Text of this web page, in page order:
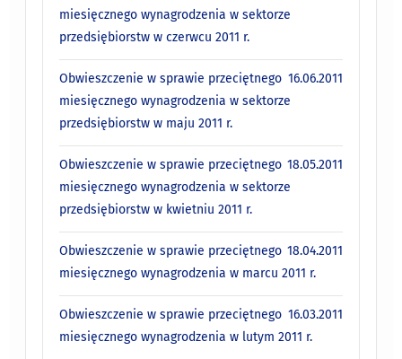
miesięcznego wynagrodzenia w sektorze
przedsiębiorstw w czerwcu 2011 r.
16.06.2011
Obwieszczenie w sprawie przeciętnego
miesięcznego wynagrodzenia w sektorze
przedsiębiorstw w maju 2011 r.
18.05.2011
Obwieszczenie w sprawie przeciętnego
miesięcznego wynagrodzenia w sektorze
przedsiębiorstw w kwietniu 2011 r.
18.04.2011
Obwieszczenie w sprawie przeciętnego
miesięcznego wynagrodzenia w marcu 2011 r.
16.03.2011
Obwieszczenie w sprawie przeciętnego
miesięcznego wynagrodzenia w lutym 2011 r.